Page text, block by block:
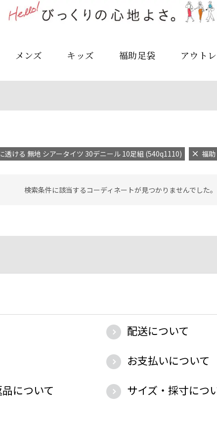
メンズ キッズ 福助足袋 アウト
透ける 無地 シアータイツ 30デニール 10足組 (540q1110) 福助
検索条件に該当するコーディネートが見つかりませんでした
配送について
お支払いについて
について
サイズ・採寸につ